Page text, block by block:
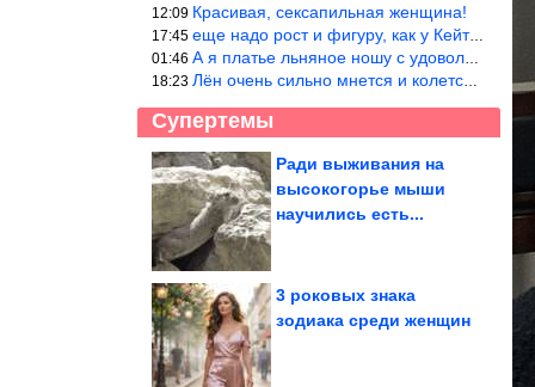
12:09 Красивая, сексапильная женщина!
17:45 еще надо рост и фигуру, как у Кейт Мос в юности… тогда и стиль т
01:46 А я платье льняное ношу с удовольствием.Мнется как и все. Но это
18:23 Лён очень сильно мнется и колется. Был у меня костюм, юбка и жак
Супертемы
Ради выживания на
высокогорье мыши
научились есть...
Коллекция убойных
нравится!
3 роковых знака
зодиака среди женщин